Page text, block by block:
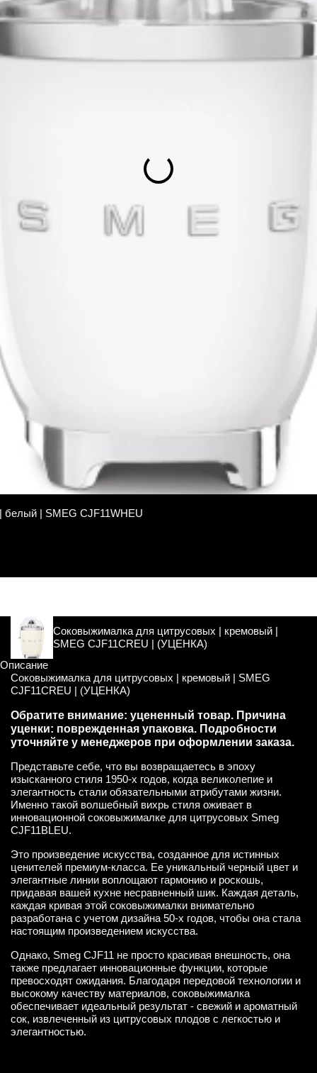
| SMEG CJF11WHEU
Соковыжималка для цитрусовых | кремовый |
SMEG CJF11CREU | (УЦЕНКА)
Описание
Соковыжималка для цитрусовых | кремовый | SMEG
CJF11CREU | (УЦЕНКА)
Обратите внимание: уцененный товар. Причина
уценки: поврежденная упаковка. Подробности
уточняйте у менеджеров при оформлении заказа.
Представьте себе, что вы возвращаетесь в эпоху
изысканного стиля 1950-х годов, когда великолепие и
элегантность стали обязательными атрибутами жизни.
Именно такой волшебный вихрь стиля оживает в
инновационной соковыжималке для цитрусовых Smeg
CJF11BLEU.
Это произведение искусства, созданное для истинных
ценителей премиум-класса. Ее уникальный черный цвет и
элегантные линии воплощают гармонию и роскошь,
придавая вашей кухне несравненный шик. Каждая деталь,
каждая кривая этой соковыжималки внимательно
разработана с учетом дизайна 50-х годов, чтобы она стала
настоящим произведением искусства.
Однако, Smeg CJF11 не просто красивая внешность, она
также предлагает инновационные функции, которые
превосходят ожидания. Благодаря передовой технологии и
высокому качеству материалов, соковыжималка
обеспечивает идеальный результат - свежий и ароматный
сок, извлеченный из цитрусовых плодов с легкостью и
элегантностью.